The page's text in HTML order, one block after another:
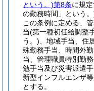
という。)第8条に規
の勤務時間」という
この条例に定める、
当(第一種初任給調整
う。) 、地域手当、
殊勤務手当、時間外
当、管理職員特別勤
勉手当及び災害派遣手
新型インフルエンザ
とする。